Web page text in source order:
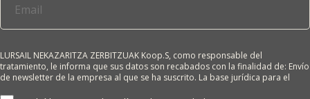
LURSAIL NEKAZARITZA ZERBITZUAK Koop.S, como responsable del
tratamiento, le informa que sus datos son recabados con la finalidad de: Envío
de newsletter de la empresa al que se ha suscrito. La base jurídica para el